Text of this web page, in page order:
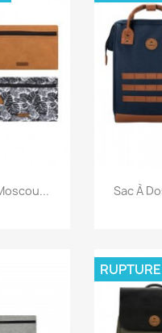

Sac À